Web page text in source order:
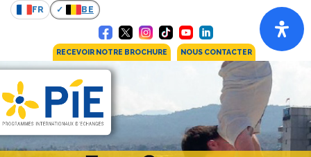
FR BE
RECEVOIR NOTRE BROCHURE NOUS CONTACTER